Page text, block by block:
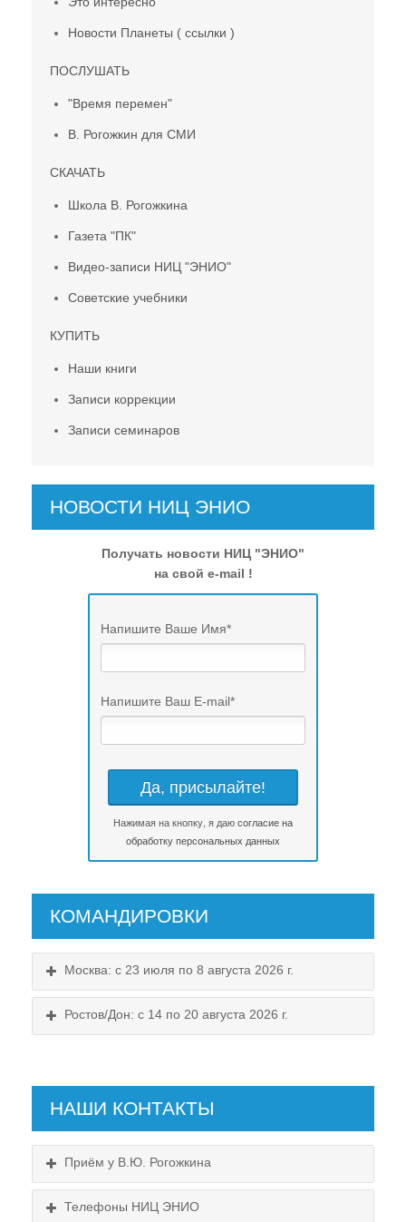
Новости Планеты ( ссылки )
ПОСЛУШАТЬ
"Время перемен"
В. Рогожкин для СМИ
СКАЧАТЬ
Школа В. Рогожкина
Газета "ПК"
Видео-записи НИЦ "ЭНИО"
Советские учебники
КУПИТЬ
Наши книги
Записи коррекции
Записи семинаров
НОВОСТИ НИЦ ЭНИО
Получать новости НИЦ "ЭНИО"
на свой e-mail !
Напишите Ваше Имя*
Напишите Ваш E-mail*
Нажимая на кнопку, я даюсогласие на
обработку персональных данных
КОМАНДИРОВКИ
Москва: с 23 июля по 8 августа 2026 г.
Ростов/Дон: с 14 по 20 августа 2026 г.
НАШИ КОНТАКТЫ
Приём у В.Ю. Рогожкина
Телефоны НИЦ ЭНИО